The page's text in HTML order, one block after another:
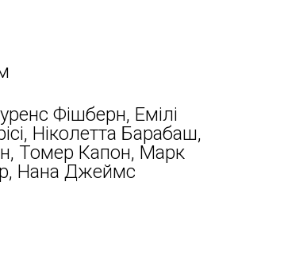
Фішберн, Емілі
Ніколетта Барабаш,
Томер Капон, Марк
Нана Джеймс